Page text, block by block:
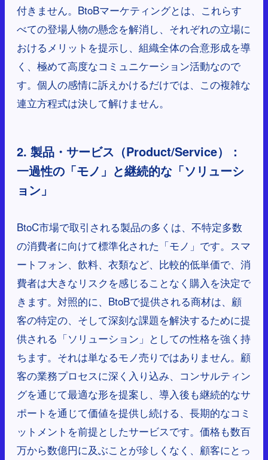
付きません。BtoBマーケティングとは、これらす
べての登場人物の懸念を解消し、それぞれの立場に
おけるメリットを提示し、組織全体の合意形成を導
く、極めて高度なコミュニケーション活動なので
す。個人の感情に訴えかけるだけでは、この複雑な
連立方程式は決して解けません。
2. 製品・サービス（Product/Service）：
一過性の「モノ」と継続的な「ソリューシ
ョン」
BtoC市場で取引される製品の多くは、不特定多数
の消費者に向けて標準化された「モノ」です。スマ
ートフォン、飲料、衣類など、比較的低単価で、消
費者は大きなリスクを感じることなく購入を決定で
きます。対照的に、BtoBで提供される商材は、顧
客の特定の、そして深刻な課題を解決するために提
供される「ソリューション」としての性格を強く持
ちます。それは単なるモノ売りではありません。顧
客の業務プロセスに深く入り込み、コンサルティン
グを通じて最適な形を提案し、導入後も継続的なサ
ポートを通じて価値を提供し続ける、長期的なコミ
ットメントを前提としたサービスです。価格も数百
万から数億円に及ぶことが珍しくなく、顧客にとっ